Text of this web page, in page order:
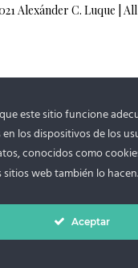
Alexánder C. Luque |
este sitio funcione
los dispositivos de los
conocidos como
sitios web también lo hacen.
Aceptar